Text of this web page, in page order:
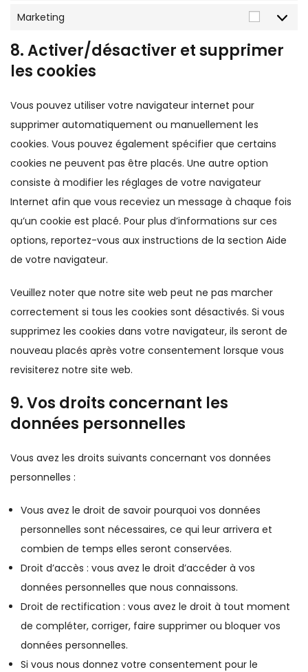
Marketing
8. Activer/désactiver et supprimer
les cookies
Vous pouvez utiliser votre navigateur internet pour
supprimer automatiquement ou manuellement les
cookies. Vous pouvez également spécifier que certains
cookies ne peuvent pas être placés. Une autre option
consiste à modifier les réglages de votre navigateur
Internet afin que vous receviez un message à chaque fois
qu’un cookie est placé. Pour plus d’informations sur ces
options, reportez-vous aux instructions de la section Aide
de votre navigateur.
Veuillez noter que notre site web peut ne pas marcher
correctement si tous les cookies sont désactivés. Si vous
supprimez les cookies dans votre navigateur, ils seront de
nouveau placés après votre consentement lorsque vous
revisiterez notre site web.
9. Vos droits concernant les
données personnelles
Vous avez les droits suivants concernant vos données
personnelles :
Vous avez le droit de savoir pourquoi vos données
personnelles sont nécessaires, ce qui leur arrivera et
combien de temps elles seront conservées.
Droit d’accès : vous avez le droit d’accéder à vos
données personnelles que nous connaissons.
Droit de rectification : vous avez le droit à tout moment
de compléter, corriger, faire supprimer ou bloquer vos
données personnelles.
Si vous nous donnez votre consentement pour le